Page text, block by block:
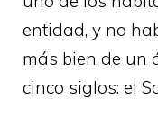
entidad, y no
más bien de un
cinco siglos: el